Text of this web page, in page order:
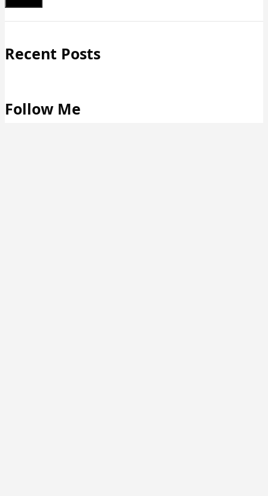
Schließen
Recent Posts
Follow Me